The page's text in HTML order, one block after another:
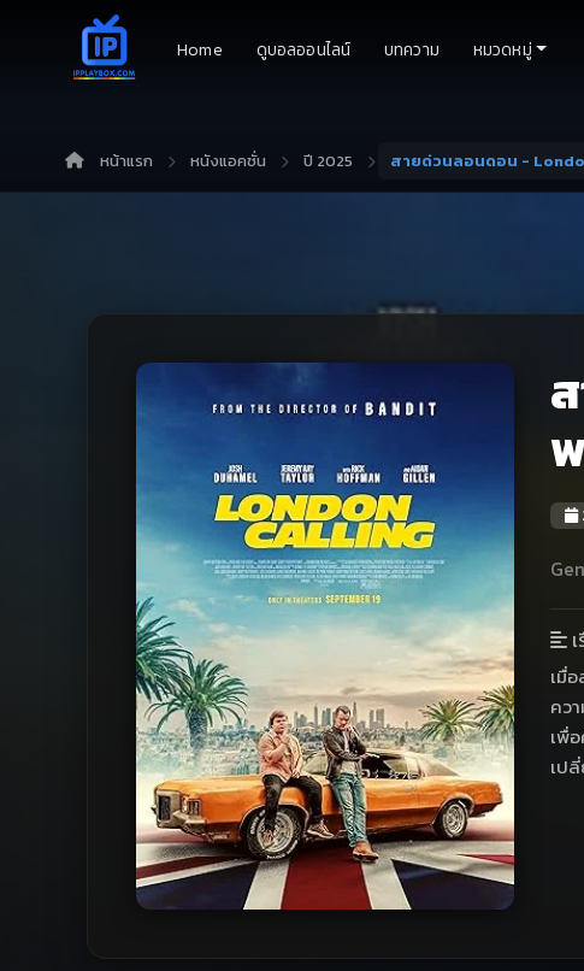
Home ดูบอลออนไลน์ บทความ หมวดหมู่
หน้าแรก หนังแอคชั่น ปี 2025 สายด่วนลอนดอน -
เมื่
คว
เพื่
เป